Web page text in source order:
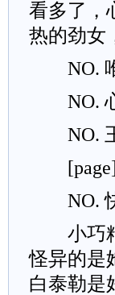
看多了，
热的劲女
NO. 唯
NO.
NO. 王
NO. 快
小巧精
怪异的是
白泰勒是